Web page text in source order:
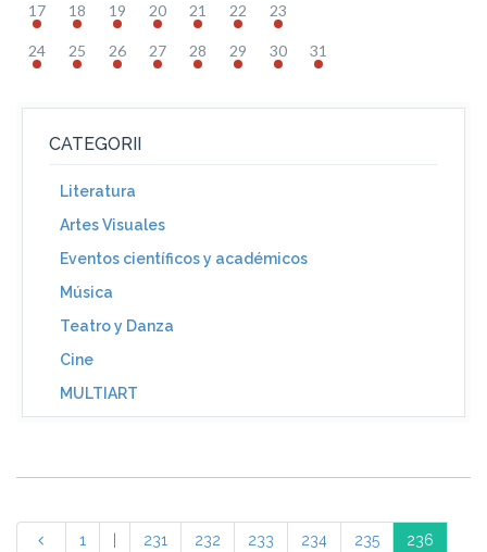
17 18 19 20 21 22 23
24 25 26 27 28 29 30 31
CATEGORII
Literatura
Artes Visuales
Eventos científicos y académicos
Música
Teatro y Danza
Cine
MULTIART
1 231 232 233 234 235 236